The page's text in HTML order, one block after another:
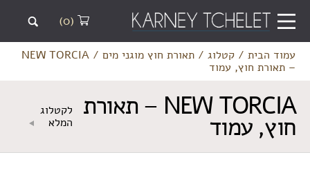
(0)
עמוד הבית/ קטלוג/ תאורת חוץ מוגני מים/
NEW TORCIA
– תאורת חוץ, עמוד
NEW TORCIA – תאורת
חוץ, עמוד
לקטלוג
המלא